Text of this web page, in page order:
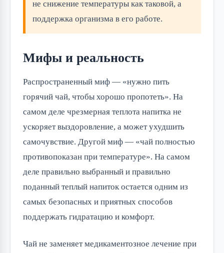
не снижение температуры как таковой, а
поддержка организма в его работе.
Мифы и реальность
Распространенный миф — «нужно пить
горячий чай, чтобы хорошо пропотеть». На
самом деле чрезмерная теплота напитка не
ускоряет выздоровление, а может ухудшить
самочувствие. Другой миф — «чай полностью
противопоказан при температуре». На самом
деле правильно выбранный и правильно
поданный теплый напиток остается одним из
самых безопасных и приятных способов
поддержать гидратацию и комфорт.
Чай не заменяет медикаментозное лечение при